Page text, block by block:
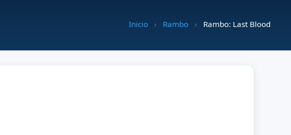
Inicio › Rambo › Rambo: Last Blood